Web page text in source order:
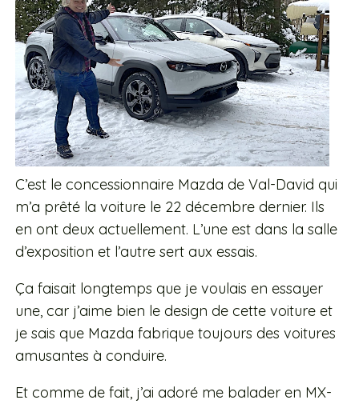
C’est le concessionnaire Mazda de Val-David qui
m’a prêté la voiture le 22 décembre dernier. Ils
en ont deux actuellement. L’une est dans la salle
d’exposition et l’autre sert aux essais.
Ça faisait longtemps que je voulais en essayer
une, car j’aime bien le design de cette voiture et
je sais que Mazda fabrique toujours des voitures
amusantes à conduire.
Et comme de fait, j’ai adoré me balader en MX-